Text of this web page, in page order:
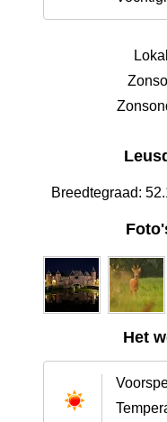
Breedtegraad:
Het